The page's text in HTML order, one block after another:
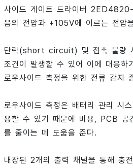
사이드 게이트 드라이버
음의 전압과 +105V에 이르는 전압
단락(short circuit) 및 접촉 불량
조건이 발생할 수 있어 이에 대응하
로우사이드 측정을 위한 전류 감지
로우사이드 측정은 배터리 관리 시
용할 수 있기 때문에 비용, PCB 공
를 줄이는 데 도움을 준다.
내장된 2개의 출력 채널을 통해 충